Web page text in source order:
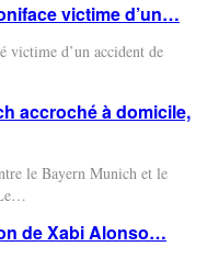
victime d’un…
victime d’un accident de
accroché à domicile,
le Bayern Munich et le
…
de Xabi Alonso…